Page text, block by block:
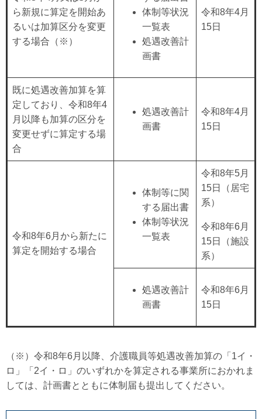
ら新規に算定を開始あ
るいは加算区分を変更
する場合（※）
体制等状況
一覧表
処遇改善計
画書
令和8年4月
15日
既に処遇改善加算を算
定しており、令和8年4
月以降も加算の区分を
変更せずに算定する場
合
処遇改善計
画書
令和8年4月
15日
令和8年6月から新たに
算定を開始する場合
体制等に関
する届出書
体制等状況
一覧表
令和8年5月
15日（居宅
系）
令和8年6月
15日（施設
系）
処遇改善計
画書
令和8年6月
15日
（※）令和8年6月以降、介護職員等処遇改善加算の「1イ・
ロ」「2イ・ロ」のいずれかを算定される事業所におかれま
しては、計画書とともに体制届も提出してください。